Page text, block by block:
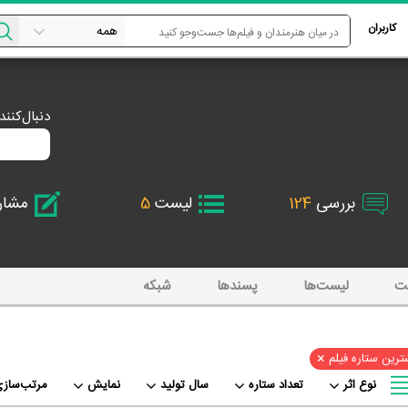
کاربران
بررسی 124 لیست5
لیست‌ها پسند‌ها شبکه
ستاره فیلم ×
نمایش سال تولید تعداد ستاره نوع اثر